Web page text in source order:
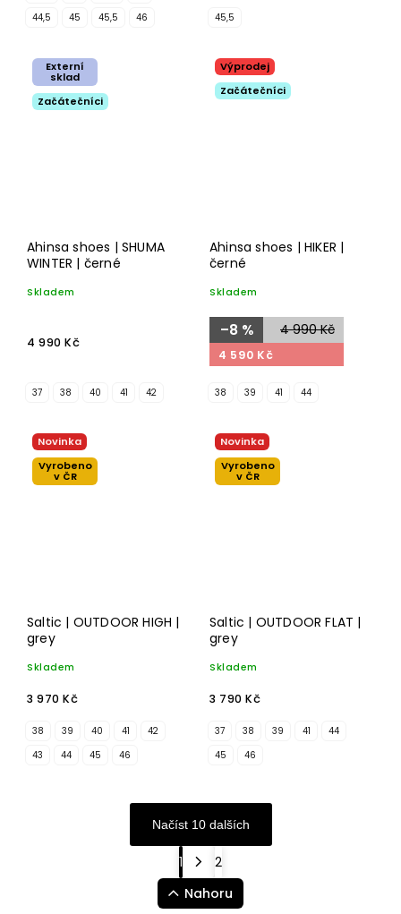
44,5 45 45,5 46 45,5
Externí
sklad
Začátečníci
Ahinsa shoes | SHUMA
WINTER | černé
Skladem
4 990 Kč
37 38 40 41 42
Výprodej
Začátečníci
Ahinsa shoes | HIKER |
černé
Skladem
4 990 Kč
–8 %
4 590 Kč
38 39 41 44
Novinka
Vyrobeno
v ČR
Saltic | OUTDOOR HIGH |
grey
Skladem
3 970 Kč
38 39 40 41 42
43 44 45 46
Novinka
Vyrobeno
v ČR
Saltic | OUTDOOR FLAT |
grey
Skladem
3 790 Kč
37 38 39 41 44
45 46
Načíst 10 dalších
1
2
Nahoru